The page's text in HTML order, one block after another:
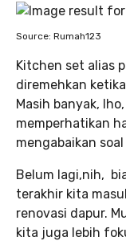
Source: Rumah123
Kitchen set alias
diremehkan
Masih banyak,
memperhatikan
mengabaikan
Belum lagi,nih,
terakhir kita
renovasi dapur.
kita juga lebih